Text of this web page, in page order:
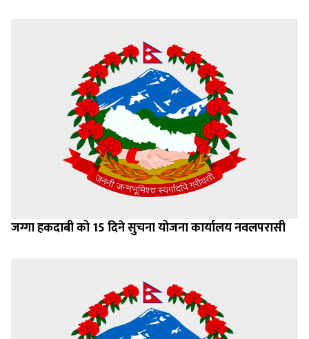
जग्गा हकदाबी को 15 दिने सुचना योजना कार्यालय नवलपरासी